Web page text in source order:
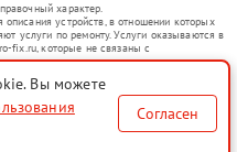
характер.
устройств, в отношении которых
услуги по ремонту. Услуги оказываются в
fix.ru, которые не связаны с
представителями.
в гражданский оборот в соответствии
индивидуализации услуг или введения
о предоставляемых услугах по
офертой, определяемой
Вы можете
Согласен